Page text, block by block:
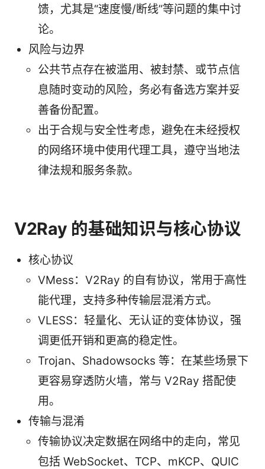
馈，尤其是“速度慢/断线”等问题的集中讨
论。
风险与边界
公共节点存在被滥用、被封禁、或节点信
息随时变动的风险，务必有备选方案并妥
善备份配置。
出于合规与安全性考虑，避免在未经授权
的网络环境中使用代理工具，遵守当地法
律法规和服务条款。
V2Ray 的基础知识与核心协议
核心协议
VMess：V2Ray 的自有协议，常用于高性
能代理，支持多种传输层混淆方式。
VLESS：轻量化、无认证的变体协议，强
调更低开销和更高的稳定性。
Trojan、Shadowsocks 等：在某些场景下
更容易穿透防火墙，常与 V2Ray 搭配使
用。
传输与混淆
传输协议决定数据在网络中的走向，常见
包括 WebSocket、TCP、mKCP、QUIC